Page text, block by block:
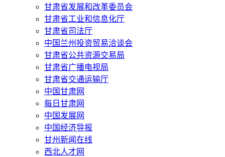
甘肃省发展和改革委员会
甘肃省工业和信息化厅
甘肃省司法厅
中国兰州投资贸易洽谈会
甘肃省公共资源交易局
甘肃省广播电视局
甘肃省交通运输厅
中国甘肃网
每日甘肃网
中国发展网
中国经济导报
甘州新闻在线
西北人才网